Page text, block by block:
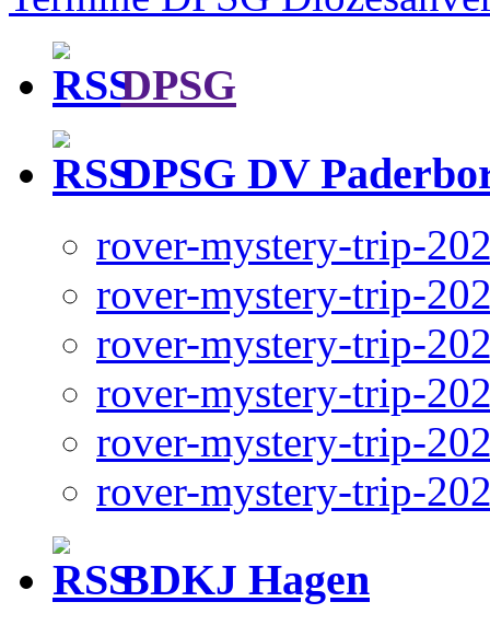
DPSG
DPSG DV
rover-mystery-trip-
rover-mystery-trip-
rover-mystery-trip-
rover-mystery-trip-
rover-mystery-trip-
rover-mystery-trip-
BDKJ Hagen